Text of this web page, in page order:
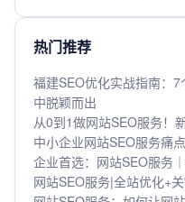
热门推荐
福建SEO优化实战指南：
中脱颖而出
从0到1做网站SEO服务！
中小企业网站SEO服务痛
企业首选：网站SEO服务
网站SEO服务|全站优化+